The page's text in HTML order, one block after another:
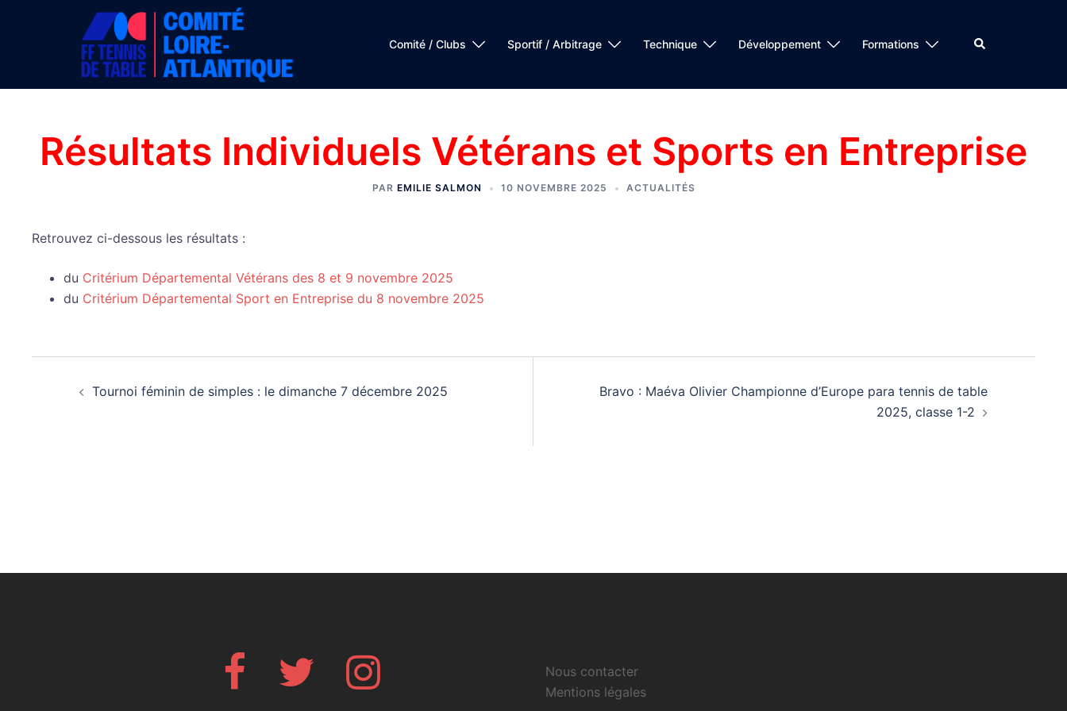
Comité / Clubs Sportif / Arbitrage Technique Développement Formations Rechercher
Résultats Individuels Vétérans et Sports en Entreprise
PAR EMILIE SALMON 10 NOVEMBRE 2025 ACTUALITÉS
Retrouvez ci-dessous les résultats :
du Critérium Départemental Vétérans des 8 et 9 novembre 2025
du Critérium Départemental Sport en Entreprise du 8 novembre 2025
d’articleTournoi féminin de simples : le dimanche 7 décembre 2025
Bravo : Maéva Olivier Championne d’Europe para tennis de table
2025, classe 1-2
Facebook Twitter
Nous contacter
Mentions légales